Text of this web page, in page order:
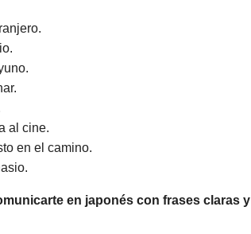
al cine.
en el camino.
en japonés con frases claras y